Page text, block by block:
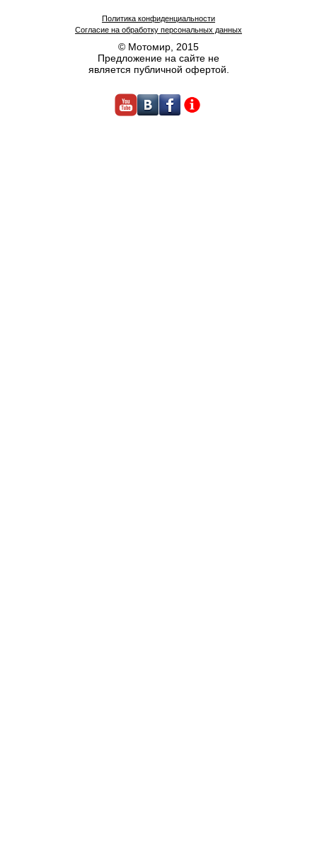
© Мотомир, 2015
Предложение на сайте не
является публичной офертой.
Политика конфиденциальности
Согласие на обработку персональных данных